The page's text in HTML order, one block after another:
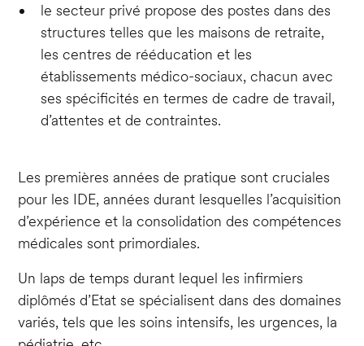
le secteur privé propose des postes dans des
structures telles que les maisons de retraite,
les centres de rééducation et les
établissements médico-sociaux, chacun avec
ses spécificités en termes de cadre de travail,
d’attentes et de contraintes.
Les premières années de pratique sont cruciales
pour les IDE, années durant lesquelles l’acquisition
d’expérience et la consolidation des compétences
médicales sont primordiales.
Un laps de temps durant lequel les infirmiers
diplômés d’Etat se spécialisent dans des domaines
variés, tels que les soins intensifs, les urgences, la